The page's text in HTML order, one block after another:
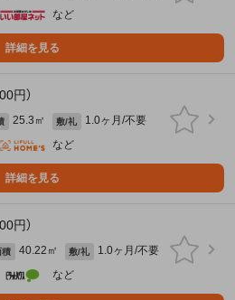
など
詳細を見る
円）
25.3㎡ 敷/礼
1.0ヶ月/不要
など
詳細を見る
円）
積 40.22㎡ 敷/礼
1.0ヶ月/不要
など